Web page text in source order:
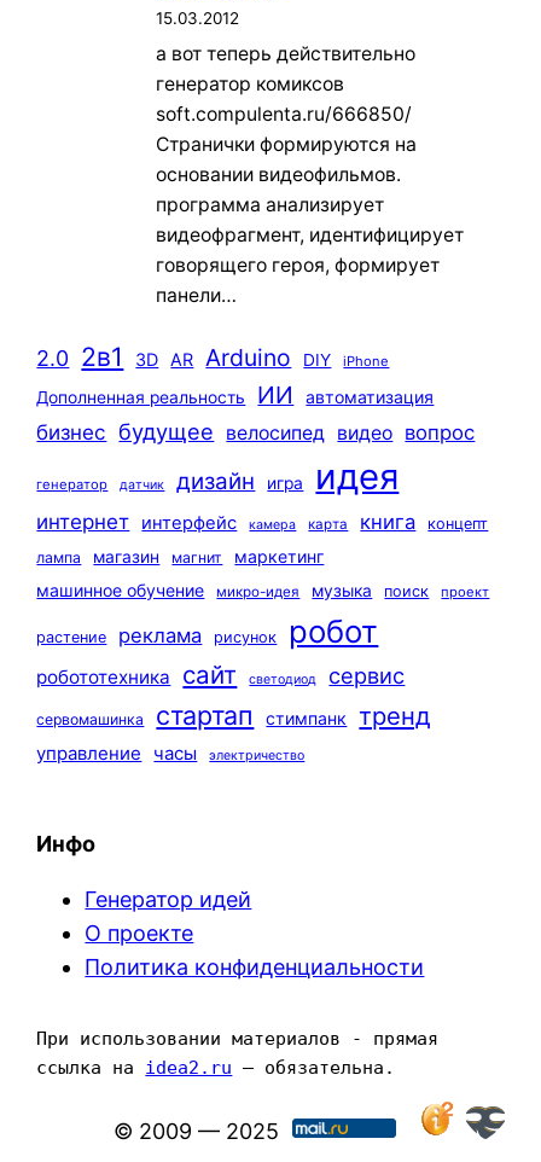
15.03.2012
а вот теперь действительно
генератор комиксов
soft.compulenta.ru/666850/
Странички формируются на
основании видеофильмов.
программа анализирует
видеофрагмент, идентифицирует
говорящего героя, формирует
панели…
2.0 2в1 3D AR Arduino DIY iPhone
Дополненная реальность ИИ автоматизация
бизнес будущее велосипед видео вопрос
генератор датчик дизайн игра идея
интернет интерфейс камера карта книга
концепт
лампа
магазин магнит
маркетинг
машинное обучение
микро-идея музыка поиск проект
растение реклама рисунок робот
робототехника сайт светодиод сервис
сервомашинка стартап стимпанк тренд
управление часы электричество
Инфо
Генератор идей
О проекте
Политика конфиденциальности
При использовании материалов - прямая
ссылка на idea2.ru — обязательна.
© 2009 — 2025